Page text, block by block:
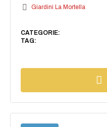
Giardini La Mortella
CATEGORIE:
TAG: